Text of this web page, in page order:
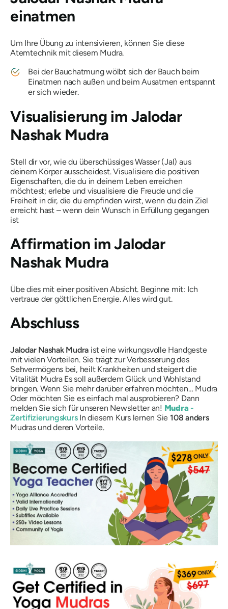
einatmen
Um Ihre Übung zu intensivieren, können Sie diese
Atemtechnik mit diesem Mudra.
Bei der Bauchatmung wölbt sich der Bauch beim
Einatmen nach außen und beim Ausatmen entspannt
er sich wieder.
Visualisierung im Jalodar
Nashak Mudra
Stell dir vor, wie du überschüssiges Wasser (Jal) aus
deinem Körper ausscheidest. Visualisiere die positiven
Eigenschaften, die du in deinem Leben erreichen
möchtest; erlebe und visualisiere die Freude und die
Freiheit in dir, die du empfinden wirst, wenn du dein Ziel
erreicht hast – wenn dein Wunsch in Erfüllung gegangen
ist
Affirmation imJalodar
Nashak Mudra
Übe dies mit einer positiven Absicht. Beginne mit: Ich
vertraue der göttlichen Energie. Alles wird gut.
Abschluss
Jalodar Nashak Mudra ist eine wirkungsvolle Handgeste
mit vielen Vorteilen. Sie trägt zur Verbesserung des
Sehvermögens bei, heilt Krankheiten und steigert die
Vitalität MudraEs soll außerdem Glück und Wohlstand
bringen. Wenn Sie mehr darüber erfahren möchten… Mudra
Oder möchten Sie es einfach mal ausprobieren? Dann
melden Sie sich für unseren Newsletter an! Mudra -
Zertifizierungskurs In diesem Kurs lernen Sie 108 anders
Mudrasund deren Vorteile.